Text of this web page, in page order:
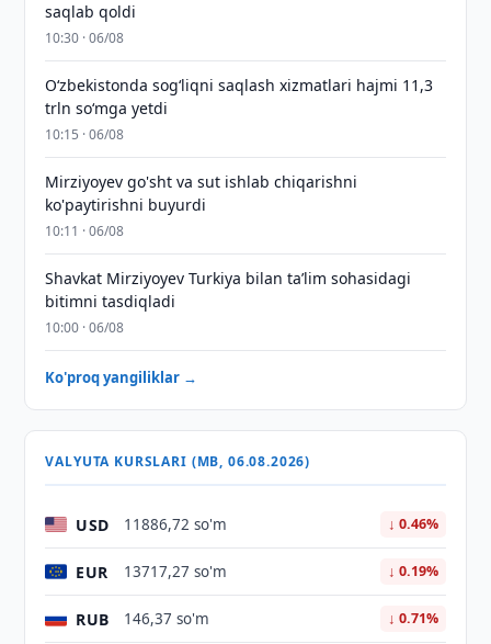
saqlab qoldi
10:30 · 06/08
O‘zbekistonda sog‘liqni saqlash xizmatlari hajmi 11,3
trln so‘mga yetdi
10:15 · 06/08
Mirziyoyev go'sht va sut ishlab chiqarishni
ko'paytirishni buyurdi
10:11 · 06/08
Shavkat Mirziyoyev Turkiya bilan taʼlim sohasidagi
bitimni tasdiqladi
10:00 · 06/08
Ko'proq yangiliklar →
VALYUTA KURSLARI (MB, 06.08.2026)
USD 11886,72 so'm ↓ 0.46%
EUR 13717,27 so'm ↓ 0.19%
RUB 146,37 so'm ↓ 0.71%